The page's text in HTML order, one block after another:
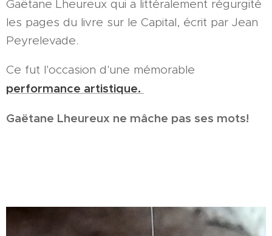
Gaëtane Lheureux qui a littéralement régurgité
les pages du livre sur le Capital, écrit par Jean
Peyrelevade.
Ce fut l'occasion d'une mémorable
performance artistique.
Gaëtane Lheureux ne mâche pas ses mots!